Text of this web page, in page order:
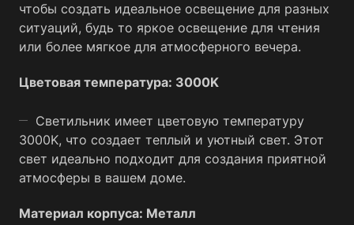
чтобы создать идеальное освещение для разных
ситуаций, будь то яркое освещение для чтения
или более мягкое для атмосферного вечера.
Цветовая температура: 3000K
Светильник имеет цветовую температуру
3000K, что создает теплый и уютный свет. Этот
свет идеально подходит для создания приятной
атмосферы в вашем доме.
Материал корпуса: Металл